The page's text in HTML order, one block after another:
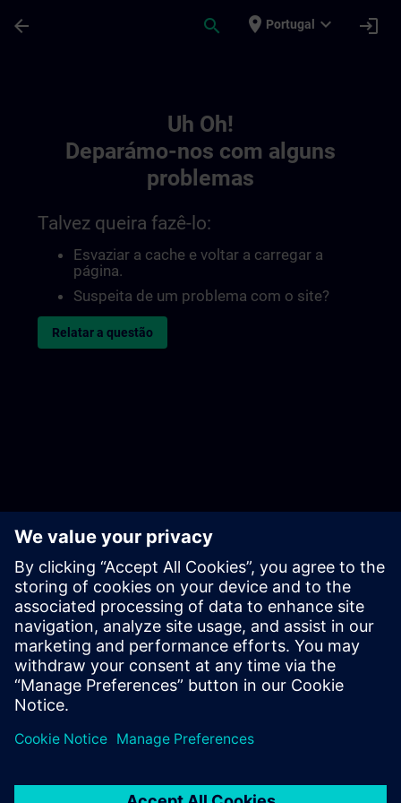
arrow_back search place Portugal expand_more login
Uh Oh!
Deparámo-nos com alguns
problemas
Talvez queira fazê-lo:
Esvaziar a cache e voltar a carregar a
página.
Suspeita de um problema com o site?
Relatar a questão